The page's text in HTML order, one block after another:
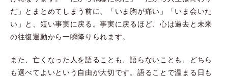
だ」とまとめてしまう前に、「いま胸が痛い」「いま会いた
い」と、短い事実に戻る。事実に戻るほど、心は過去と未来
の往復運動から一瞬降りられます。
また、亡くなった人を語ることも、語らないことも、どちら
も選べてよいという自由が大切です。語ることで温まる日も